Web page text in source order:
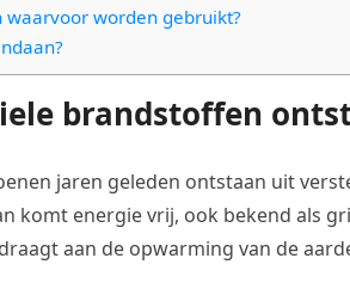
worden gebruikt?
brandstoffen
jaren geleden ontstaan uit
komt energie vrij, ook bekend als
aan de opwarming van de